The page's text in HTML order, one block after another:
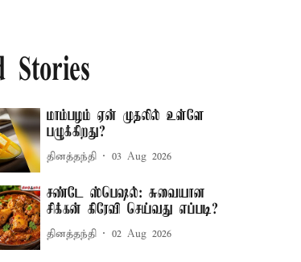
Stories
மாம்பழம் ஏன் முதலில் உள்ளே
பழுக்கிறது?
தினத்தந்தி 03 Aug 2026
சண்டே ஸ்பெஷல்: சுவையான
சிக்கன் கிரேவி செய்வது எப்படி?
தினத்தந்தி 02 Aug 2026